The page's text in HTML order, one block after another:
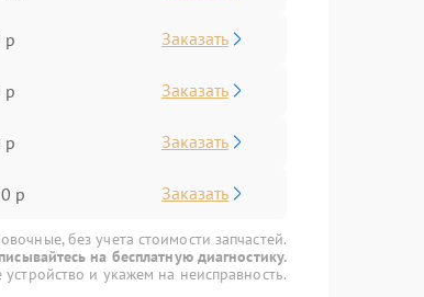
р Заказать
р Заказать
р Заказать
р Заказать
без учета стоимости запчастей.
на бесплатную диагностику.
и укажем на неисправность.